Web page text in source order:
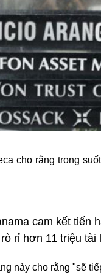
cho rằng trong
cam kết tiến
rỉ hơn 11 triệu tài
này cho rằng "sẽ